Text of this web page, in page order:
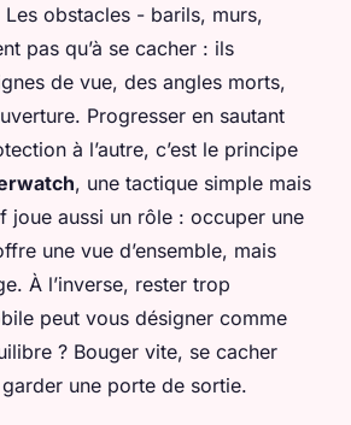
obstacles - barils, murs,
pas qu’à se cacher : ils
de vue, des angles morts,
Progresser en sautant
à l’autre, c’est le principe
, une tactique simple mais
joue aussi un rôle : occuper une
une vue d’ensemble, mais
À l’inverse, rester trop
peut vous désigner comme
? Bouger vite, se cacher
une porte de sortie.